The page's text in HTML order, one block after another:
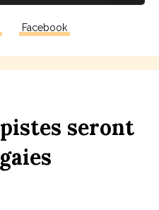
Facebook
pistes seront
gaies